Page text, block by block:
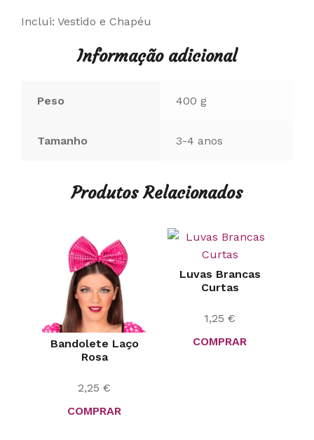
Inclui: Vestido e Chapéu
Informação adicional
Peso 400 g
Tamanho 3-4 anos
Produtos Relacionados
Bandolete Laço
Rosa
2,25 €
COMPRAR
Luvas Brancas
Curtas
1,25 €
COMPRAR